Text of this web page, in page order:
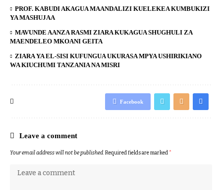
PROF. KABUDI AKAGUA MAANDALIZI KUELEKEA KUMBUKIZI
YA MASHUJAA
MAVUNDE AANZA RASMI ZIARA KUKAGUA SHUGHULI ZA
MAENDELEO MKOANI GEITA
ZIARA YA EL-SISI KUFUNGUA UKURASA MPYA USHIRIKIANO
WA KIUCHUMI TANZANIA NA MISRI
Facebook
Leave a comment
Your email address will not be published.Required fields are marked*